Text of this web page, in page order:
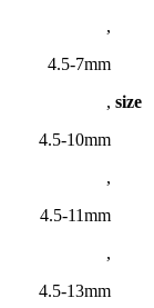
size
,
4.5-7mm
,
4.5-10mm
,
4.5-11mm
,
4.5-13mm